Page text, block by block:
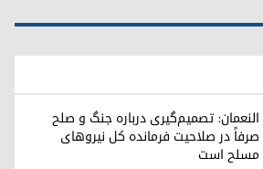
النعمان: تصمیم‌گیری درباره جنگ و صلح
صرفاً در صلاحیت فرمانده کل نیروهای
مسلح است